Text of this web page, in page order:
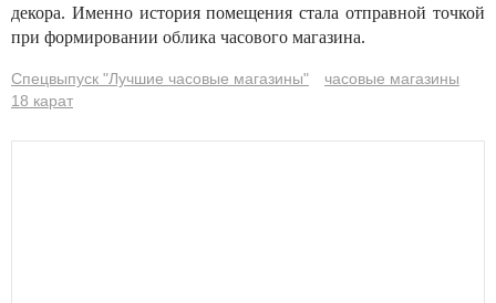
декора. Именно история помещения стала отправной точкой
при формировании облика часового магазина.
Спецвыпуск "Лучшие часовые магазины"
часовые магазины
18 карат